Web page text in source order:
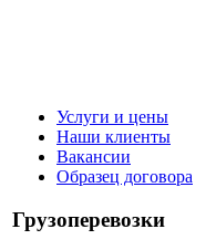
Услуги и цены
Наши клиенты
Вакансии
Образец договора
Грузоперевозки